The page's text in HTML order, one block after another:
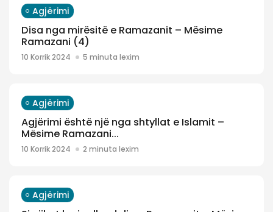
Agjërimi
Disa nga mirësitë e Ramazanit – Mësime
Ramazani (4)
10 Korrik 2024 5 minuta lexim
Agjërimi
Agjërimi është një nga shtyllat e Islamit –
Mësime Ramazani...
10 Korrik 2024 2 minuta lexim
Agjërimi